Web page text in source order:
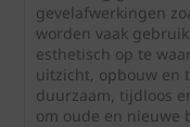
gevelafwerkingen
worden vaak
esthetisch op te
uitzicht, opbouw en
duurzaam, tijdloos
om oude en nieuwe